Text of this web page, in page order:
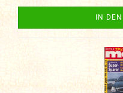
IN